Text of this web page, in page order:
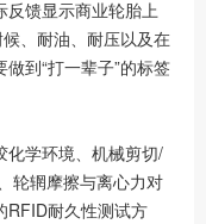
反馈显示商业轮胎上
、耐油、耐压以及在
到“打一辈子”的标签
化学环境、机械剪切/
轮辋摩擦与离心力对
RFID耐久性测试方